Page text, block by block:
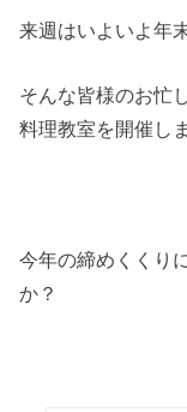
来週はいよいよ年末
そんな皆様のお忙
料理教室を開催し
今年の締めくくり
か？